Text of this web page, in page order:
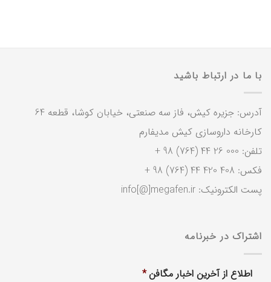
با ما در ارتباط باشید
آدرس: جزیره کیش، فاز سه صنعتی، خیابان کوشا، قطعه 64
کارخانه داروسازی کیش مدیفارم
تلفن: 000 26 44 (764) 98 +
فکس: 408 420 44 (764) 98 +
پست الکترونیک: info[@]megafen.ir
اشتراک در خبرنامه
اطلاع از آخرین اخبار مگافن*